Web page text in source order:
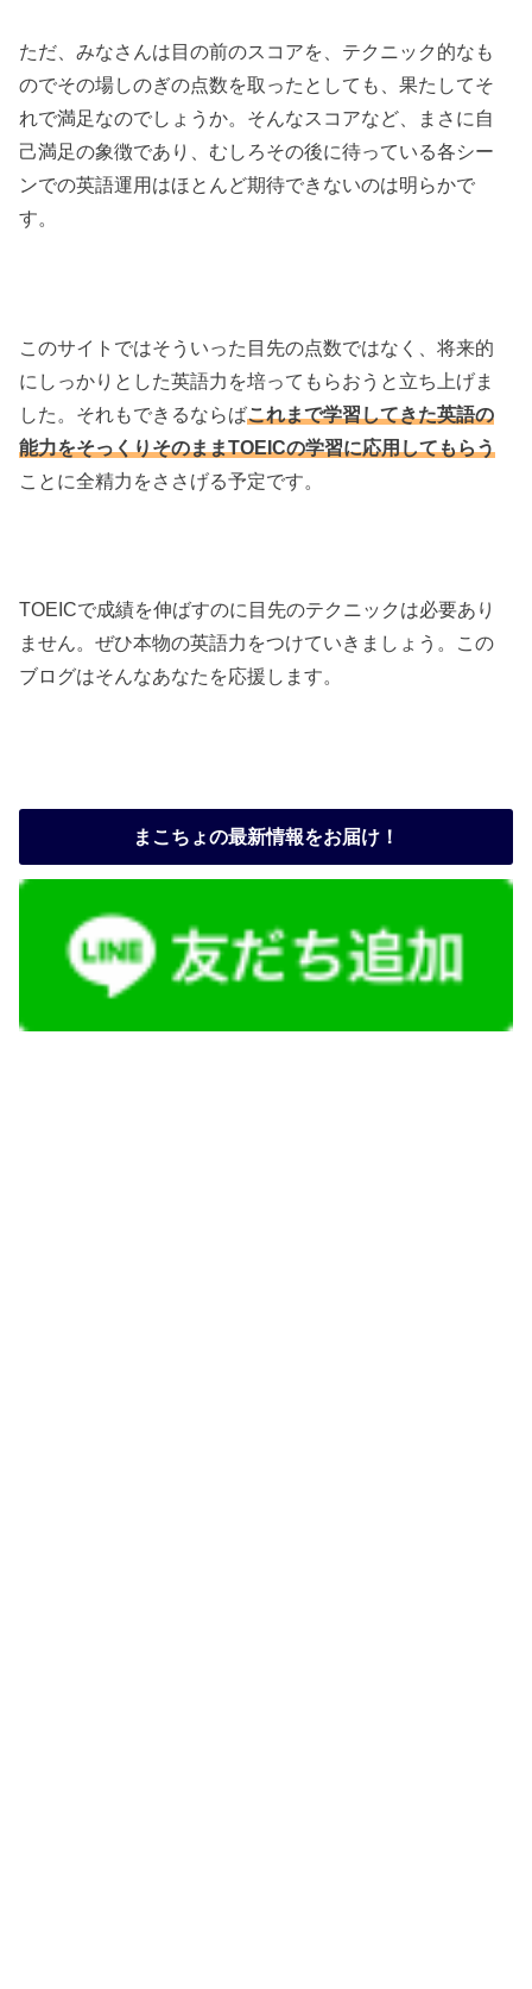
ただ、みなさんは目の前のスコアを、テクニック的なも
のでその場しのぎの点数を取ったとしても、果たしてそ
れで満足なのでしょうか。そんなスコアなど、まさに自
己満足の象徴であり、むしろその後に待っている各シー
ンでの英語運用はほとんど期待できないのは明らかで
す。
このサイトではそういった目先の点数ではなく、将来的
にしっかりとした英語力を培ってもらおうと立ち上げま
した。それもできるならばこれまで学習してきた英語の
能力をそっくりそのままTOEICの学習に応用してもらう
ことに全精力をささげる予定です。
TOEICで成績を伸ばすのに目先のテクニックは必要あり
ません。ぜひ本物の英語力をつけていきましょう。この
ブログはそんなあなたを応援します。
まこちょの最新情報をお届け！